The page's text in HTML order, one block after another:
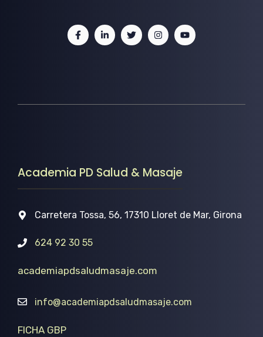
Academia PD Salud & Masaje
Carretera Tossa, 56, 17310 Lloret de Mar, Girona
624 92 30 55
academiapdsaludmasaje.com
info@academiapdsaludmasaje.com
FICHA GBP